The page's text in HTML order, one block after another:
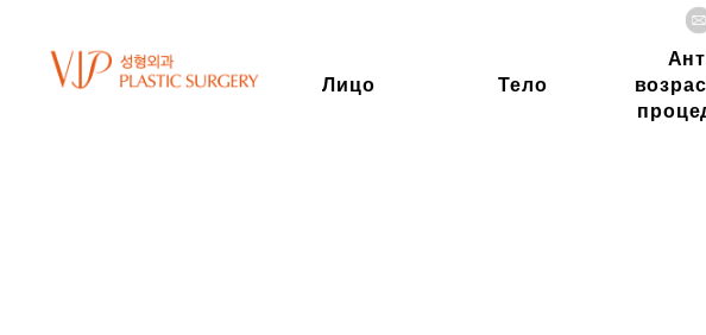
Лицо Тело